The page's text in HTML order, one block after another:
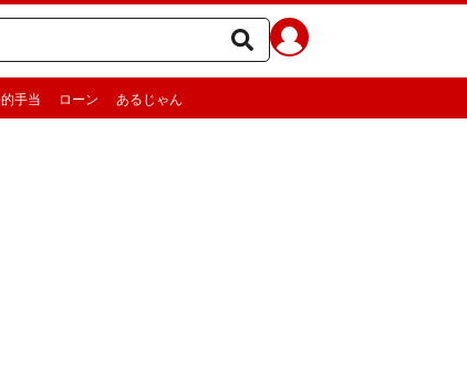
手当 ローン あるじゃん